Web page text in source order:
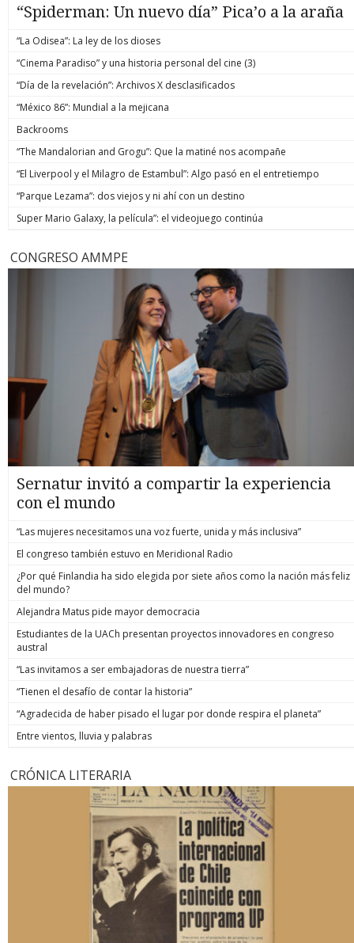
“Spiderman: Un nuevo día” Pica’o a la araña
“La Odisea”: La ley de los dioses
“Cinema Paradiso” y una historia personal del cine (3)
“Día de la revelación”: Archivos X desclasificados
“México 86”: Mundial a la mejicana
Backrooms
“The Mandalorian and Grogu”: Que la matiné nos acompañe
“El Liverpool y el Milagro de Estambul”: Algo pasó en el entretiempo
“Parque Lezama”: dos viejos y ni ahí con un destino
Super Mario Galaxy, la película”: el videojuego continúa
CONGRESO AMMPE
Sernatur invitó a compartir la experiencia
con el mundo
“Las mujeres necesitamos una voz fuerte, unida y más inclusiva”
El congreso también estuvo en Meridional Radio
¿Por qué Finlandia ha sido elegida por siete años como la nación más feliz
del mundo?
Alejandra Matus pide mayor democracia
Estudiantes de la UACh presentan proyectos innovadores en congreso
austral
“Las invitamos a ser embajadoras de nuestra tierra”
“Tienen el desafío de contar la historia”
“Agradecida de haber pisado el lugar por donde respira el planeta”
Entre vientos, lluvia y palabras
CRÓNICA LITERARIA